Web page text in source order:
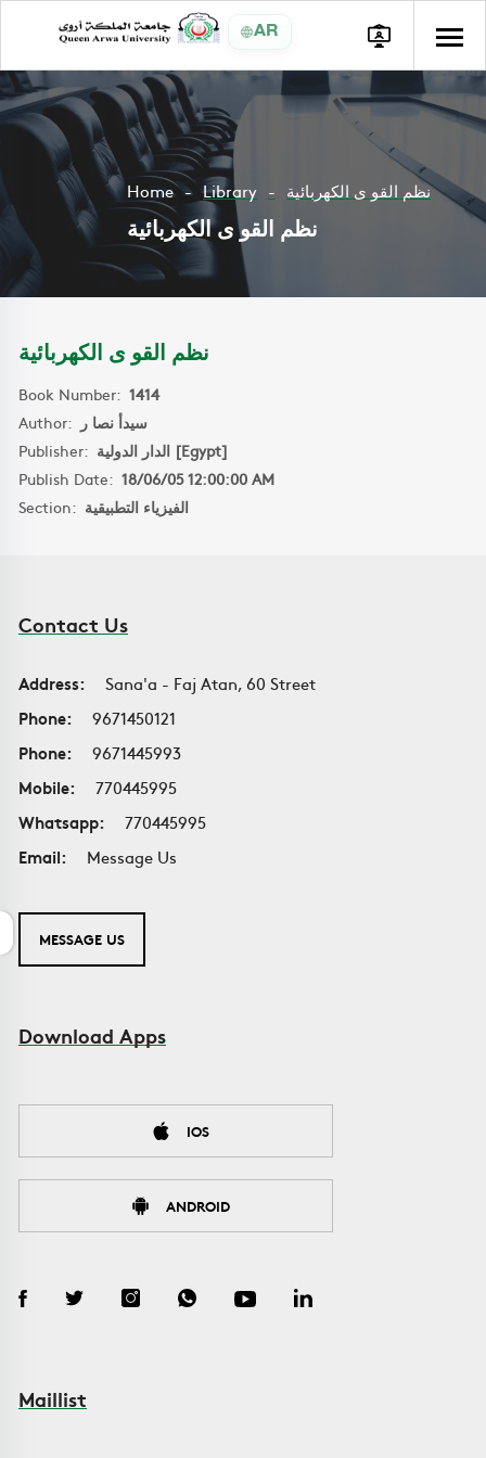
AR
Home Library نظم القو ى الكهربائية
نظم القو ى الكهربائية
نظم القو ى الكهربائية
Book Number: 1414
Author: سيدأ نصا ر
Publisher:
الدار الدولية [Egypt]
Publish Date: 18/06/05 12:00:00 AM
Section: الفيزياء التطبيقية
Contact Us
Address:
Sana'a - Faj Atan, 60 Street
Phone:
9671450121
Phone:
9671445993
Mobile:
770445995
Whatsapp:
770445995
Email:
Message Us
MESSAGE US
Download Apps
IOS
ANDROID
Maillist